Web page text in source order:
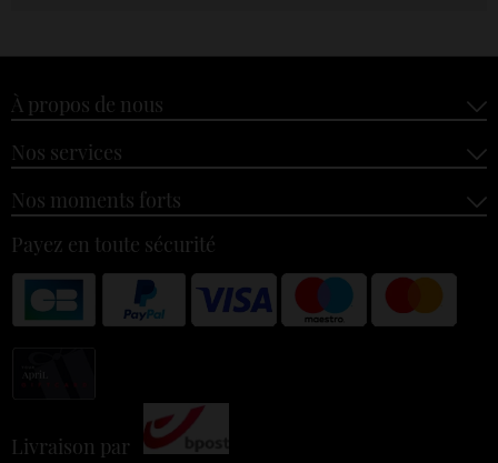
À propos de nous
Nos services
Nos moments forts
Payez en toute sécurité
Livraison par